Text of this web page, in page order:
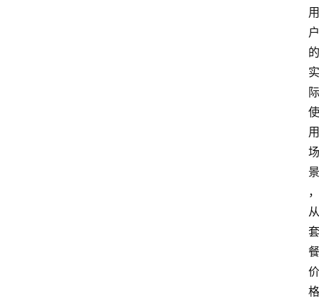
用
户
的
实
际
使
用
场
景
，
从
套
餐
价
格